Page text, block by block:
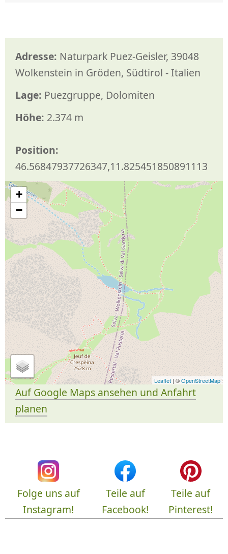
Adresse: Naturpark Puez-Geisler, 39048
Wolkenstein in Gröden, Südtirol - Italien
Lage: Puezgruppe, Dolomiten
Höhe: 2.374 m
Position:
46.56847937726347,11.825451850891113
+
−
Leaflet | ©OpenStreetMap
Auf Google Maps ansehen und Anfahrt
planen
Folge uns auf
Instagram!
Teile auf
Facebook!
Teile auf
Pinterest!